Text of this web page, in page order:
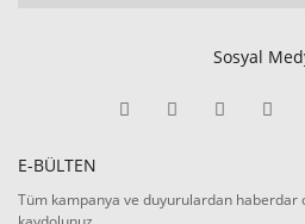
Sosyal
E-BÜLTEN
Tüm kampanya ve duyurulardan haberdar